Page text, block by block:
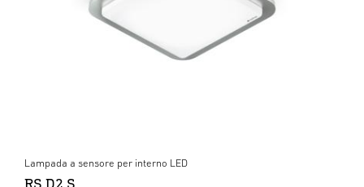
Lampada a sensore per interno LED
RS D2 S